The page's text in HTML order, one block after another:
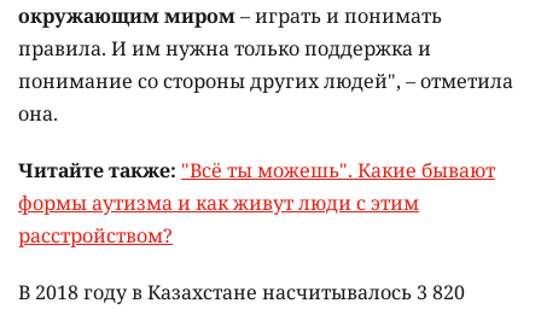
окружающим миром– играть и понимать
правила. И им нужна только поддержка и
понимание со стороны других людей", – отметила
она.
Читайте также: "Всё ты можешь". Какие бывают
формы аутизма и как живут люди с этим
расстройством?
В 2018 году в Казахстане насчитывалось 3 820